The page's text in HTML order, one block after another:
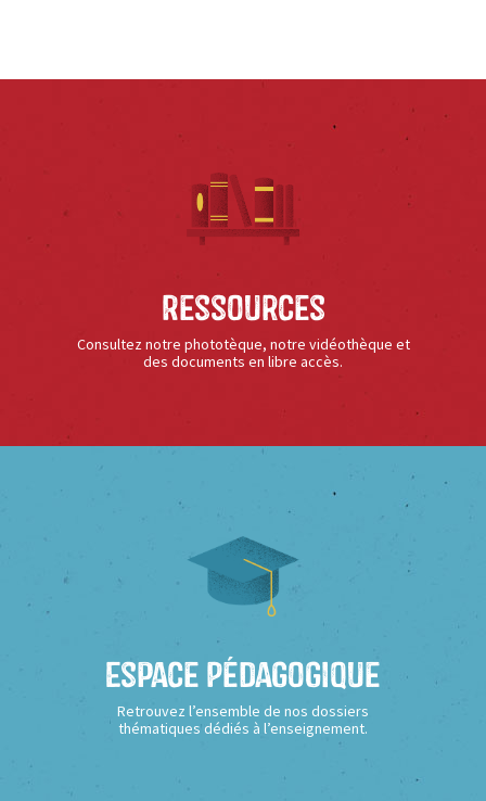
Ressources
Consultez notre phototèque, notre vidéothèque et
des documents en libre accès.
Espace Pédagogique
Retrouvez l’ensemble de nos dossiers
thématiques dédiés à l’enseignement.